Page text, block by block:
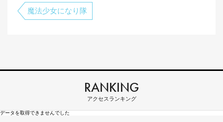
魔法少女になり隊
RANKING
アクセスランキング
データを取得できませんでした